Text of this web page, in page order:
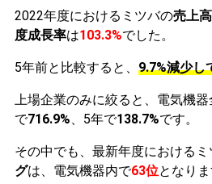
2022年度におけるミツバの売上高
度成長率は103.3%でした。
5年前と比較すると、 9.7%減少し
上場企業のみに絞ると、電気機
で716.9%、5年で138.7%です。
その中でも、最新年度における
グは、電気機器内で63位となりま